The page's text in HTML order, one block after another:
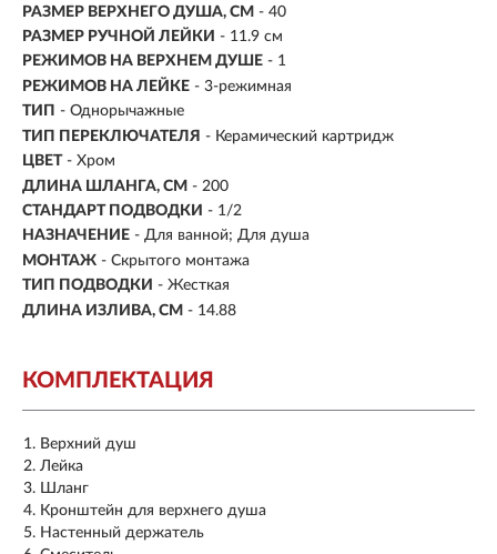
РАЗМЕР ВЕРХНЕГО ДУША, СМ - 40
РАЗМЕР РУЧНОЙ ЛЕЙКИ - 11.9 см
РЕЖИМОВ НА ВЕРХНЕМ ДУШЕ - 1
РЕЖИМОВ НА ЛЕЙКЕ - 3-режимная
ТИП - Однорычажные
ТИП ПЕРЕКЛЮЧАТЕЛЯ - Керамический картридж
ЦВЕТ - Хром
ДЛИНА ШЛАНГА, СМ - 200
СТАНДАРТ ПОДВОДКИ - 1/2
НАЗНАЧЕНИЕ - Для ванной; Для душа
МОНТАЖ - Скрытого монтажа
ТИП ПОДВОДКИ - Жесткая
ДЛИНА ИЗЛИВА, СМ - 14.88
КОМПЛЕКТАЦИЯ
Верхний душ
Лейка
Шланг
Кронштейн для верхнего душа
Настенный держатель